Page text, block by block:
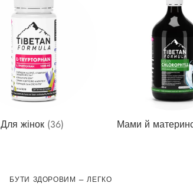
Для жінок (36) Мами й
БУТИ ЗДОРОВИМ – ЛЕГКО